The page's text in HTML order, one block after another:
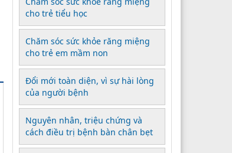
cho trẻ tiểu học
Chăm sóc sức khỏe răng miệng
cho trẻ em mầm non
Đổi mới toàn diện, vì sự hài lòng
của người bệnh
Nguyên nhân, triệu chứng và
cách điều trị bệnh bàn chân bẹt